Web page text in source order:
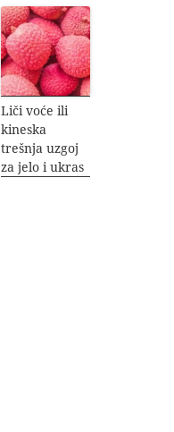
Liči voće ili
kineska
trešnja uzgoj
za jelo i ukras